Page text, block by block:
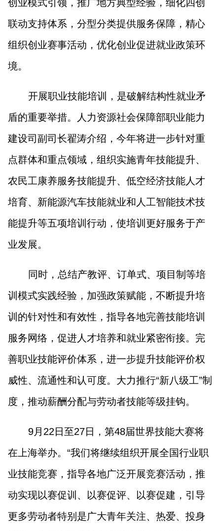
创业模式引领，推广地方典型经验，细化四创
联动支持体系，分型分类提供服务保障，精心
组织创业赛事活动，优化创业促进就业政策环
境。
开展职业技能培训，是破解结构性就业矛
盾的重要举措。人力资源社会保障部职业能力
建设司副司长翟涛介绍，今年将进一步针对重
点群体和重点领域，组织实施青年技能提升、
农民工康养服务技能提升、低空经济技能人才
培育、新能源汽车技能就业和人工智能技术技
能提升等五项培训行动，使培训更好服务于产
业发展。
同时，总结产教评、订单式、项目制等培
训模式实践经验，加强政策赋能，不断提升培
训的针对性和有效性，指导各地完善技能培训
服务网络，促进人才培养和就业紧密衔接。完
善职业技能评价体系，进一步提升技能评价权
威性、流通性和认可度。大力推行“新八级工”制
度，推动薪酬分配与劳动者技能等级挂钩。
9月22日至27日，第48届世界技能大赛将
在上海举办。“我们将继续组织开展全国行业职
业技能竞赛，指导各地广泛开展竞赛活动，推
动实现以赛促训、以赛促评、以赛促建，引导
更多劳动者特别是广大青年关注、热爱、投身